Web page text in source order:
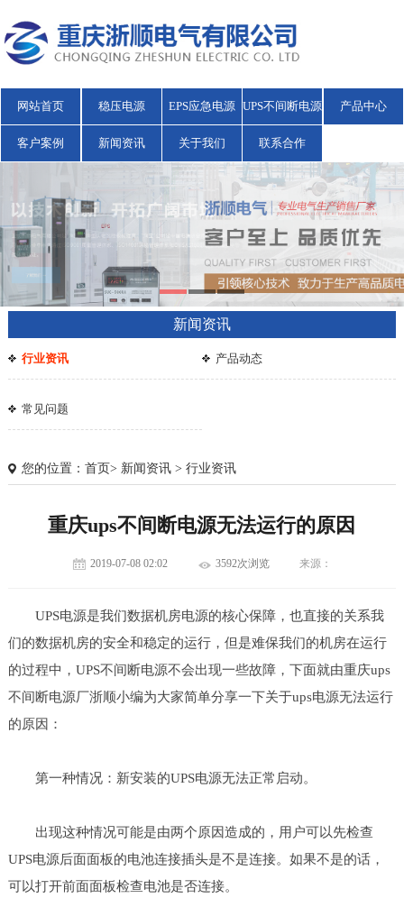
网站首页 稳压电源 EPS应急电源 UPS不间断电源 产品中心
客户案例 新闻资讯 关于我们 联系合作
新闻资讯
行业资讯 产品动态
常见问题
您的位置： 首页> 新闻资讯> 行业资讯
重庆ups不间断电源无法运行的原因
2019-07-08 02:02 3592次浏览 来源：
UPS电源是我们数据机房电源的核心保障，也直接的关系我
们的数据机房的安全和稳定的运行，但是难保我们的机房在运行
的过程中，UPS不间断电源不会出现一些故障，下面就由重庆ups
不间断电源厂浙顺小编为大家简单分享一下关于ups电源无法运行
的原因：
第一种情况：新安装的UPS电源无法正常启动。
出现这种情况可能是由两个原因造成的，用户可以先检查
UPS电源后面面板的电池连接插头是不是连接。如果不是的话，
可以打开前面面板检查电池是否连接。